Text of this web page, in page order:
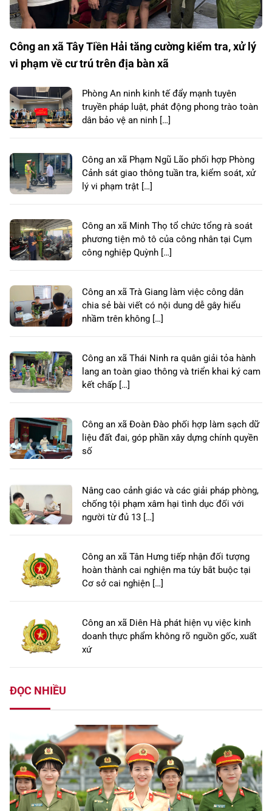
Công an xã Tây Tiền Hải tăng cường kiểm tra, xử lý
vi phạm về cư trú trên địa bàn xã
Phòng An ninh kinh tế đẩy mạnh tuyên
truyền pháp luật, phát động phong trào toàn
dân bảo vệ an ninh […]
Công an xã Phạm Ngũ Lão phối hợp Phòng
Cảnh sát giao thông tuần tra, kiểm soát, xử
lý vi phạm trật […]
Công an xã Minh Thọ tổ chức tổng rà soát
phương tiện mô tô của công nhân tại Cụm
công nghiệp Quỳnh […]
Công an xã Trà Giang làm việc công dân
chia sẻ bài viết có nội dung dễ gây hiểu
nhầm trên không […]
Công an xã Thái Ninh ra quân giải tỏa hành
lang an toàn giao thông và triển khai ký cam
kết chấp […]
Công an xã Đoàn Đào phối hợp làm sạch dữ
liệu đất đai, góp phần xây dựng chính quyền
số
Nâng cao cảnh giác và các giải pháp phòng,
chống tội phạm xâm hại tình dục đối với
người từ đủ 13 […]
Công an xã Tân Hưng tiếp nhận đối tượng
hoàn thành cai nghiện ma túy bắt buộc tại
Cơ sở cai nghiện […]
Công an xã Diên Hà phát hiện vụ việc kinh
doanh thực phẩm không rõ nguồn gốc, xuất
xứ
ĐỌC NHIỀU